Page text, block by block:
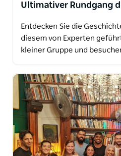
Ultimativer Rundgang
Entdecken Sie die
diesem von Experten
kleiner Gruppe und